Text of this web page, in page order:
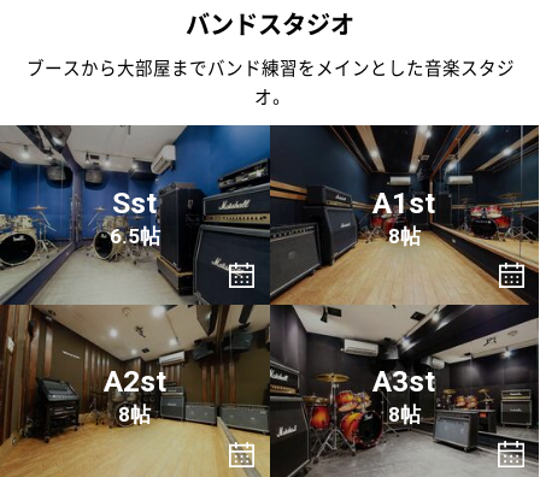
バンドスタジオ
ブースから大部屋までバンド練習をメインとした音楽スタジ
オ。
Sst
6.5帖
A1st
8帖
A2st
8帖
A3st
8帖